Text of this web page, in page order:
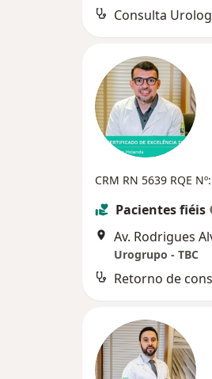
Consulta
CRM RN 5639 RQE
Pacientes fiéis
Urogrupo - TBC